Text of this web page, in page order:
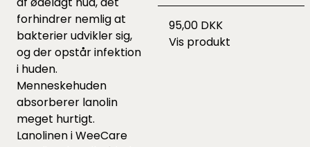
forhindrer nemlig at
bakterier udvikler sig,
og der opstår infektion
i huden.
Menneskehuden
absorberer lanolin
meget hurtigt.
Lanolinen i WeeCare
95,00 DKK
Vis produkt